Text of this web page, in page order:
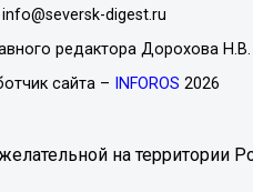
info@seversk-digest.ru
редактора Дорохова Н.В.
сайта – INFOROS 2026
на территории